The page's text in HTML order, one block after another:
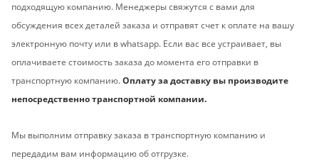
подходящую компанию. Менеджеры свяжутся с вами для
обсуждения всех деталей заказа и отправят счет к оплате на вашу
электронную почту или в whatsapp. Если вас все устраивает, вы
оплачиваете стоимость заказа до момента его отправки в
транспортную компанию.Оплату за доставку вы производите
непосредственно транспортной компании.
Мы выполним отправку заказа в транспортную компанию и
передадим вам информацию об отгрузке.